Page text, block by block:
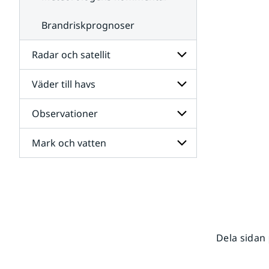
Brandriskprognoser
Radar och satellit
Undersidor
för
Radar
och
satellit
Väder till havs
Undersidor
för
Väder
till
havs
Observationer
Undersidor
för
Mark och vatten
Dela sidan